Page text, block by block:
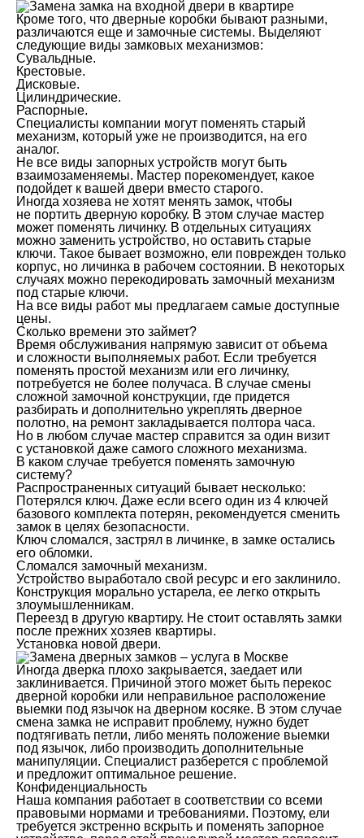
Кроме того, что дверные коробки бывают разными,
различаются еще и замочные системы. Выделяют
следующие виды замковых механизмов:
Сувальдные.
Крестовые.
Дисковые.
Цилиндрические.
Распорные.
Специалисты компании могут поменять старый
механизм, который уже не производится, на его
аналог.
Не все виды запорных устройств могут быть
взаимозаменяемы. Мастер порекомендует, какое
подойдет к вашей двери вместо старого.
Иногда хозяева не хотят менять замок, чтобы
не портить дверную коробку. В этом случае мастер
может поменять личинку. В отдельных ситуациях
можно заменить устройство, но оставить старые
ключи. Такое бывает возможно, ели поврежден только
корпус, но личинка в рабочем состоянии. В некоторых
случаях можно перекодировать замочный механизм
под старые ключи.
На все виды работ мы предлагаем самые доступные
цены.
Сколько времени это займет?
Время обслуживания напрямую зависит от объема
и сложности выполняемых работ. Если требуется
поменять простой механизм или его личинку,
потребуется не более получаса. В случае смены
сложной замочной конструкции, где придется
разбирать и дополнительно укреплять дверное
полотно, на ремонт закладывается полтора часа.
Но в любом случае мастер справится за один визит
с установкой даже самого сложного механизма.
В каком случае требуется поменять замочную
систему?
Распространенных ситуаций бывает несколько:
Потерялся ключ. Даже если всего один из 4 ключей
базового комплекта потерян, рекомендуется сменить
замок в целях безопасности.
Ключ сломался, застрял в личинке, в замке остались
его обломки.
Сломался замочный механизм.
Устройство выработало свой ресурс и его заклинило.
Конструкция морально устарела, ее легко открыть
злоумышленникам.
Переезд в другую квартиру. Не стоит оставлять замки
после прежних хозяев квартиры.
Установка новой двери.
Иногда дверка плохо закрывается, заедает или
заклинивается. Причиной этого может быть перекос
дверной коробки или неправильное расположение
выемки под язычок на дверном косяке. В этом случае
смена замка не исправит проблему, нужно будет
подтягивать петли, либо менять положение выемки
под язычок, либо производить дополнительные
манипуляции. Специалист разберется с проблемой
и предложит оптимальное решение.
Конфиденциальность
Наша компания работает в соответствии со всеми
правовыми нормами и требованиями. Поэтому, ели
требуется экстренно вскрыть и поменять запорное